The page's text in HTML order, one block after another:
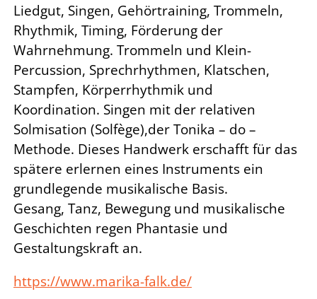
Liedgut, Singen, Gehörtraining, Trommeln,
Rhythmik, Timing, Förderung der
Wahrnehmung. Trommeln und Klein-
Percussion, Sprechrhythmen, Klatschen,
Stampfen, Körperrhythmik und
Koordination. Singen mit der relativen
Solmisation (Solfège),der Tonika – do –
Methode. Dieses Handwerk erschafft für das
spätere erlernen eines Instruments ein
grundlegende musikalische Basis.
Gesang, Tanz, Bewegung und musikalische
Geschichten regen Phantasie und
Gestaltungskraft an.
https://www.marika-falk.de/